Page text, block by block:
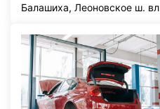
Балашиха, Леоновское ш.